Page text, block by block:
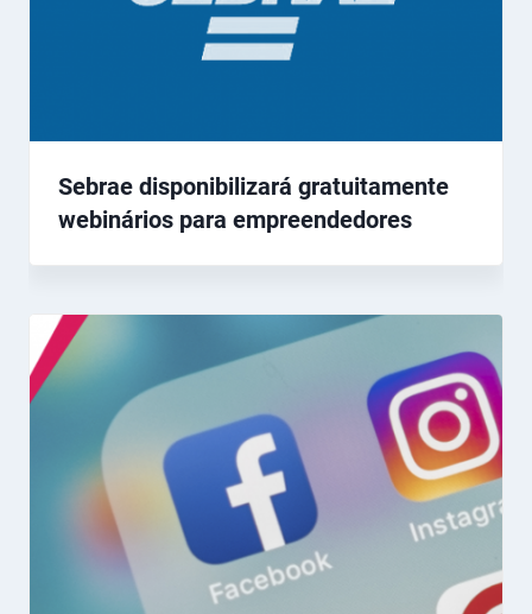
Sebrae disponibilizará gratuitamente
webinários para empreendedores